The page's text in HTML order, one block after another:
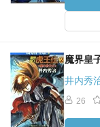
魔界皇
井内秀
26